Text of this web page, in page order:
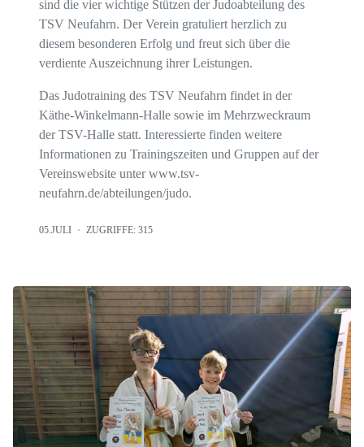
sind die vier wichtige Stützen der Judoabteilung des
TSV Neufahrn. Der Verein gratuliert herzlich zu
diesem besonderen Erfolg und freut sich über die
verdiente Auszeichnung ihrer Leistungen.
Das Judotraining des TSV Neufahrn findet in der
Käthe-Winkelmann-Halle sowie im Mehrzweckraum
der TSV-Halle statt. Interessierte finden weitere
Informationen zu Trainingszeiten und Gruppen auf der
Vereinswebsite unter www.tsv-
neufahrn.de/abteilungen/judo.
05.JULI ZUGRIFFE: 315